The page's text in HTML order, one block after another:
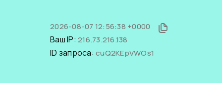
2026-08-07 12:56:38 +0000
Ваш IP: 216.73.216.138
ID запроса: cuQ2KEpVWOs1